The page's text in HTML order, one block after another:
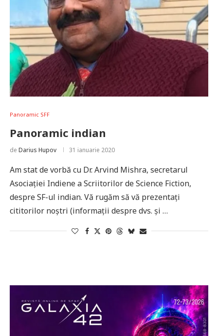
Panoramic SFF
Panoramic indian
de Darius Hupov 31 ianuarie 2020
Am stat de vorbă cu Dr. Arvind Mishra, secretarul
Asociației Indiene a Scriitorilor de Science Fiction,
despre SF-ul indian. Vă rugăm să vă prezentați
cititorilor noștri (informații despre dvs. și …